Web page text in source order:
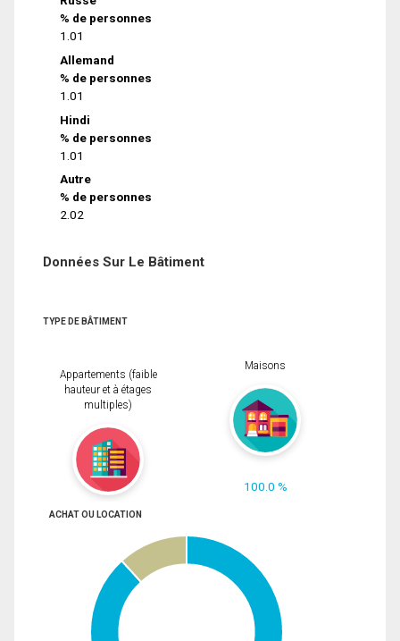
% de personnes
1.01
Allemand
% de personnes
1.01
Hindi
% de personnes
1.01
Autre
% de personnes
2.02
Données Sur Le Bâtiment
TYPE DE BÂTIMENT
Appartements (faible
hauteur et à étages
multiples)
Maisons
100.0 %
ACHAT OU LOCATION